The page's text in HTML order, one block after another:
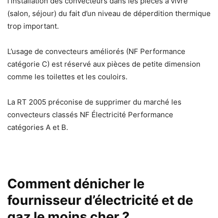
(salon, séjour) du fait d’un niveau de déperdition thermique
trop important.
L’usage de convecteurs améliorés (NF Performance
catégorie C) est réservé aux pièces de petite dimension
comme les toilettes et les couloirs.
La RT 2005 préconise de supprimer du marché les
convecteurs classés NF Électricité Performance
catégories A et B.
Comment dénicher le
fournisseur d’électricité et de